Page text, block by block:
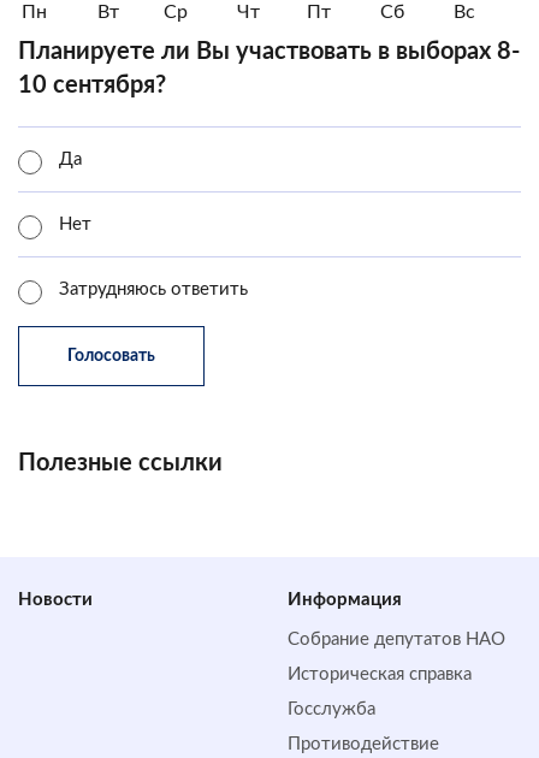
Пн Вт Ср Чт Пт Сб Вс
Планируете ли Вы участвовать в выборах 8-
10 сентября?
Да
Нет
Затрудняюсь ответить
Полезные ссылки
Новости Информация
Собрание депутатов НАО
Историческая справка
Госслужба
Противодействие